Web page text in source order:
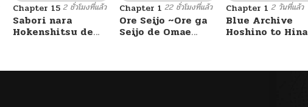
Chapter 15 2 ชั่วโมงที่แล้ว
Sabori nara
Hokenshitsu de
Chapter 1 22 ชั่วโมงที่แล้ว
Ore Seijo ~Ore ga
Seijo de Omae
Chapter 1 2 วันที่แล้ว
Blue Archive
Hoshino to Hina